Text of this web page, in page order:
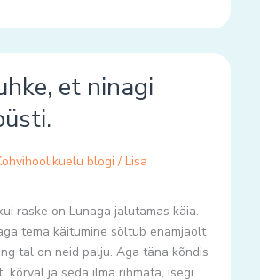
et ninagi
blogi / Lisa
raske on Lunaga jalutamas käia.
tema käitumine sõltub enamjaolt
tal on neid palju. Aga täna kõndis
ja seda ilma rihmata, isegi